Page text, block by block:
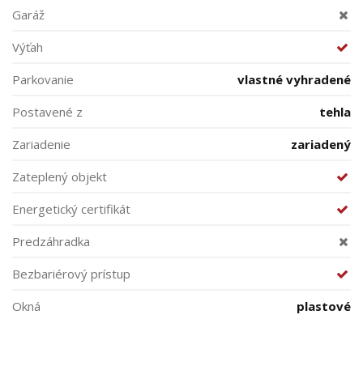
Garáž
Výťah
Parkovanie
vlastné vyhradené
Postavené z
tehla
Zariadenie
zariadený
Zateplený objekt
Energetický certifikát
Predzáhradka
Bezbariérový prístup
Okná
plastové